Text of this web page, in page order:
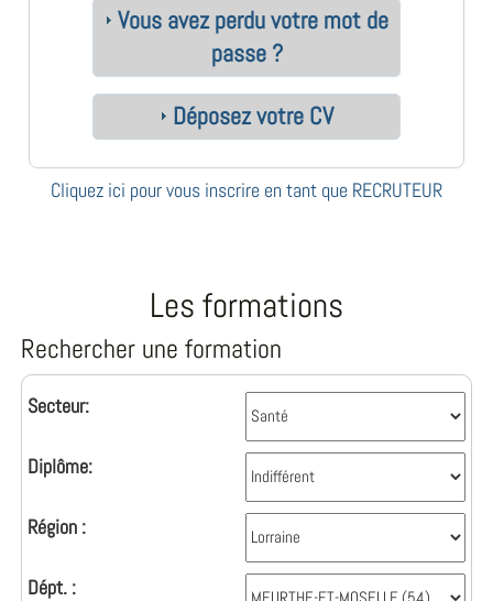
Vous avez perdu votre mot de
passe ?
Déposez votre CV
Cliquez ici pour vous inscrire en tant que RECRUTEUR
Les formations
Rechercher une formation
Secteur:
Diplôme:
Région :
Dépt. :